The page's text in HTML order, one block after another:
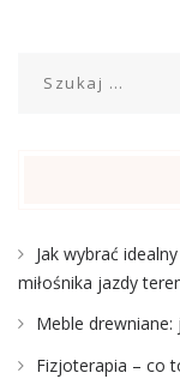
Jak wybrać
miłośnika jazdy
Meble
Fizjoterapia – co